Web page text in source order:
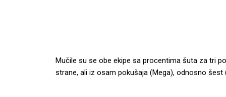
Mučile su se obe ekipe sa procentima šuta za tri
strane, ali iz osam pokušaja (Mega), odnosno šest